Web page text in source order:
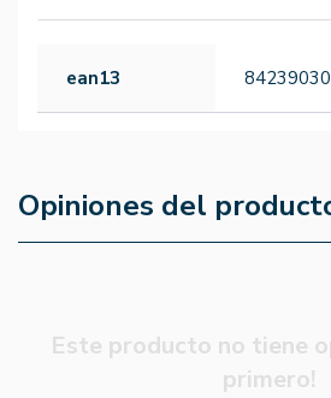
ean13
Opiniones del
Este producto no tiene
primero!